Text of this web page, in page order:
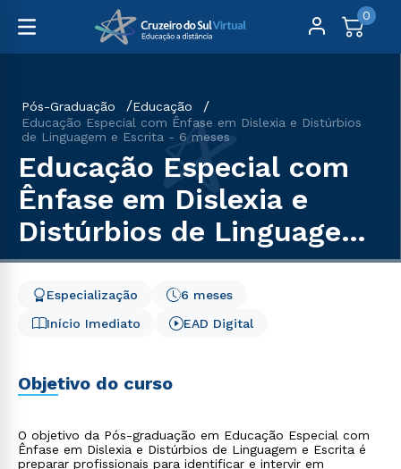
0
Pós-Graduação
Educação
Educação Especial com Ênfase em Dislexia e Distúrbios
de Linguagem e Escrita - 6 meses
Educação Especial com
Ênfase em Dislexia e
Distúrbios de Linguagem
e Escrita - 6 meses
Início Imediato
6 meses
Especialização
EAD Digital
Objetivo do curso
O objetivo da Pós-graduação em Educação Especial com
Ênfase em Dislexia e Distúrbios de Linguagem e Escrita é
preparar profissionais para identificar e intervir em